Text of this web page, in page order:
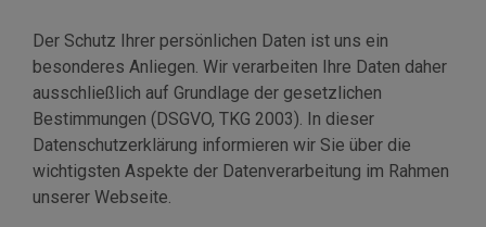
Der Schutz Ihrer persönlichen Daten ist uns ein
besonderes Anliegen. Wir verarbeiten Ihre Daten daher
ausschließlich auf Grundlage der gesetzlichen
Bestimmungen (DSGVO, TKG 2003). In dieser
Datenschutzerklärung informieren wir Sie über die
wichtigsten Aspekte der Datenverarbeitung im Rahmen
unserer Webseite.